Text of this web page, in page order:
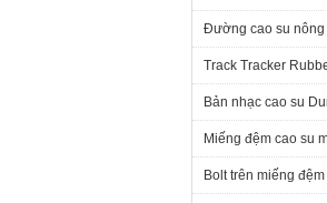
Đường cao su
Track Tracker
Bản nhạc cao su
Miếng đệm cao su
Bolt trên miếng